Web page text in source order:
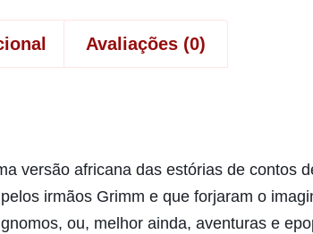
Avaliações (0)
versão africana das estórias de contos
irmãos Grimm e que forjaram o
ou, melhor ainda, aventuras e